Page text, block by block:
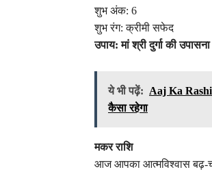
शुभ अंक: 6
शुभ रंग: क्रीमी सफेद
उपाय: मां श्री दुर्गा की
ये भी पढ़ें: Aaj Ka
कैसा रहेगा
मकर राशि
आज आपका आत्मविश्वास बढ़-